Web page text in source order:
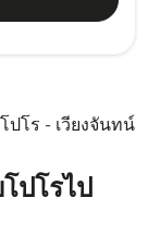
ปโร - เวียงจันทน์
ปโรไป
อปลายทาง) หรื